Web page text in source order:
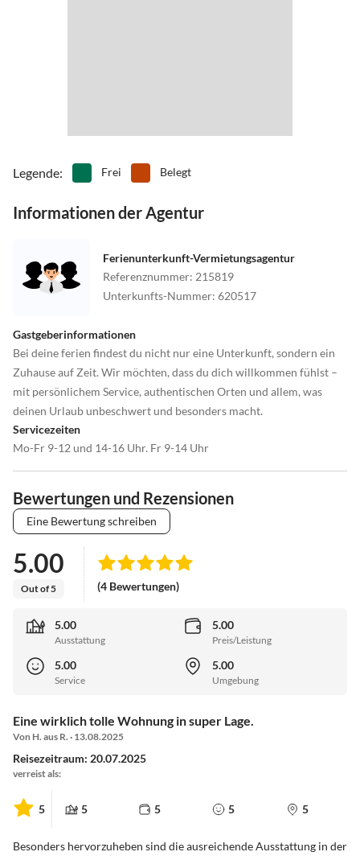
Legende: Frei Belegt
Informationen der Agentur
Ferienunterkunft-Vermietungsagentur
Referenznummer: 215819
Unterkunfts-Nummer: 620517
Gastgeberinformationen
Bei deine ferien findest du nicht nur eine Unterkunft, sondern ein
Zuhause auf Zeit. Wir möchten, dass du dich willkommen fühlst –
mit persönlichem Service, authentischen Orten und allem, was
deinen Urlaub unbeschwert und besonders macht.
Servicezeiten
Mo-Fr 9-12 und 14-16 Uhr. Fr 9-14 Uhr
Bewertungen und Rezensionen
Eine Bewertung schreiben
5.00
Out of 5 (4 Bewertungen)
5.00
Ausstattung
5.00
Preis/Leistung
5.00
Service
5.00
Umgebung
Eine wirklich tolle Wohnung in super Lage.
Von H. aus R. · 13.08.2025
Reisezeitraum: 20.07.2025
verreist als:
5 5 5 5 5
Besonders hervorzuheben sind die ausreichende Ausstattung in der